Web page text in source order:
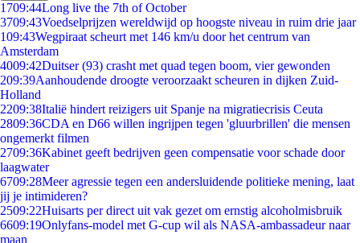
1709:44Long live the 7th of October
3709:43Voedselprijzen wereldwijd op hoogste niveau in ruim drie jaar
109:43Wegpiraat scheurt met 146 km/u door het centrum van
Amsterdam
4009:42Duitser (93) crasht met quad tegen boom, vier gewonden
209:39Aanhoudende droogte veroorzaakt scheuren in dijken Zuid-
Holland
2209:38Italië hindert reizigers uit Spanje na migratiecrisis Ceuta
2809:36CDA en D66 willen ingrijpen tegen 'gluurbrillen' die mensen
ongemerkt filmen
2709:36Kabinet geeft bedrijven geen compensatie voor schade door
laagwater
6709:28Meer agressie tegen een andersluidende politieke mening, laat
jij je intimideren?
2509:22Huisarts per direct uit vak gezet om ernstig alcoholmisbruik
6609:19Onlyfans-model met G-cup wil als NASA-ambassadeur naar
maan